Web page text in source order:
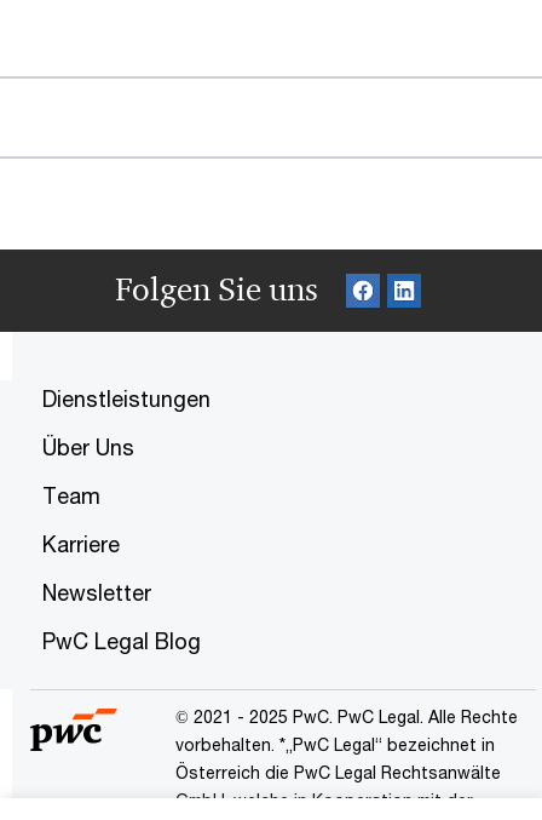
Folgen Sie uns
Dienstleistungen
Über Uns
Team
Karriere
Newsletter
PwC Legal Blog
© 2021 - 2025 PwC. PwC Legal. Alle Rechte
vorbehalten. *„PwC Legal“ bezeichnet in
Österreich die PwC Legal Rechtsanwälte
GmbH, welche in Kooperation mit der